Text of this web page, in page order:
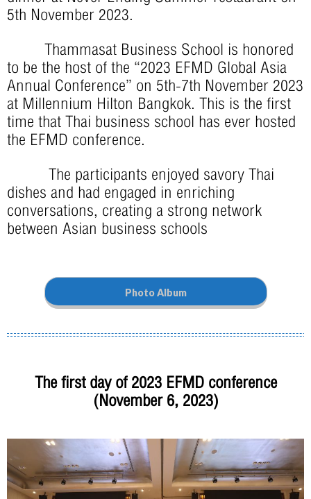
5th November 2023.
Thammasat Business School is honored
to be the host of the “2023 EFMD Global Asia
Annual Conference” on 5th-7th November 2023
at Millennium Hilton Bangkok. This is the first
time that Thai business school has ever hosted
the EFMD conference.
The participants enjoyed savory Thai
dishes and had engaged in enriching
conversations, creating a strong network
between Asian business schools
Photo Album
The first day of 2023 EFMD conference
(November 6, 2023)